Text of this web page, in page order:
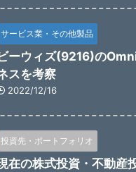
サービス業・その他製品
ーウィズ(9216)の
スを考察
2022/12/16
投資先・ポートフォリオ
在の株式投資・不動産